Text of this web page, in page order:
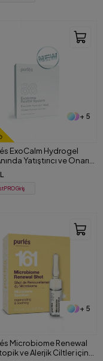
+ 5
ExoCalm Hydrogel
Yatıştırıcı ve Onarıcı
Hidrojel Maske
Giriş
+ 5
Microbiome Renewal
ve Alerjik Ciltler için